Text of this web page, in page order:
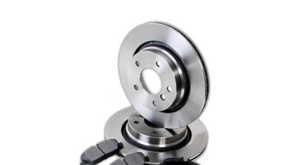
Bedrijfswagen parts
Inloggen / Registreren